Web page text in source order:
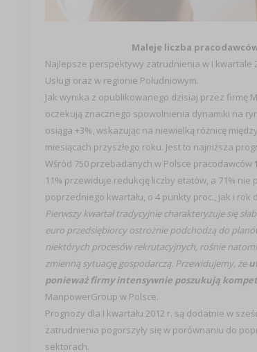
Maleje liczba
Najlepsze perspektywy zatrudnienia w I kwartale
Usługi oraz w regionie Południowym.
Jak wynika z opublikowanego dzisiaj przez
oczekują znacznego spowolnienia dynamiki na
osiąga +3%, wskazując na niewielką różnicę
miesiącach przyszłego roku. Jest to najniższa
Wśród 750 przebadanych w Polsce pracodawców
11% przewiduje redukcję liczby etatów, a 71%
poprzedniego kwartału, o 4 punkty proc., jak i rok
Pierwszy kwartał tradycyjnie charakteryzuje się
euro przedsiębiorcy ostrożnie podchodzą do
niektórych procesów rekrutacyjnych, rośnie
zmienną sytuację gospodarczą. Przewidujemy, że
ponieważ firmy intensywnie poszukują
ManpowerGroup w Polsce.
Prognozy dla I kwartału 2012 r. są dodatnie w
zatrudnienia pogorszyły się w porównaniu do
sektorach.